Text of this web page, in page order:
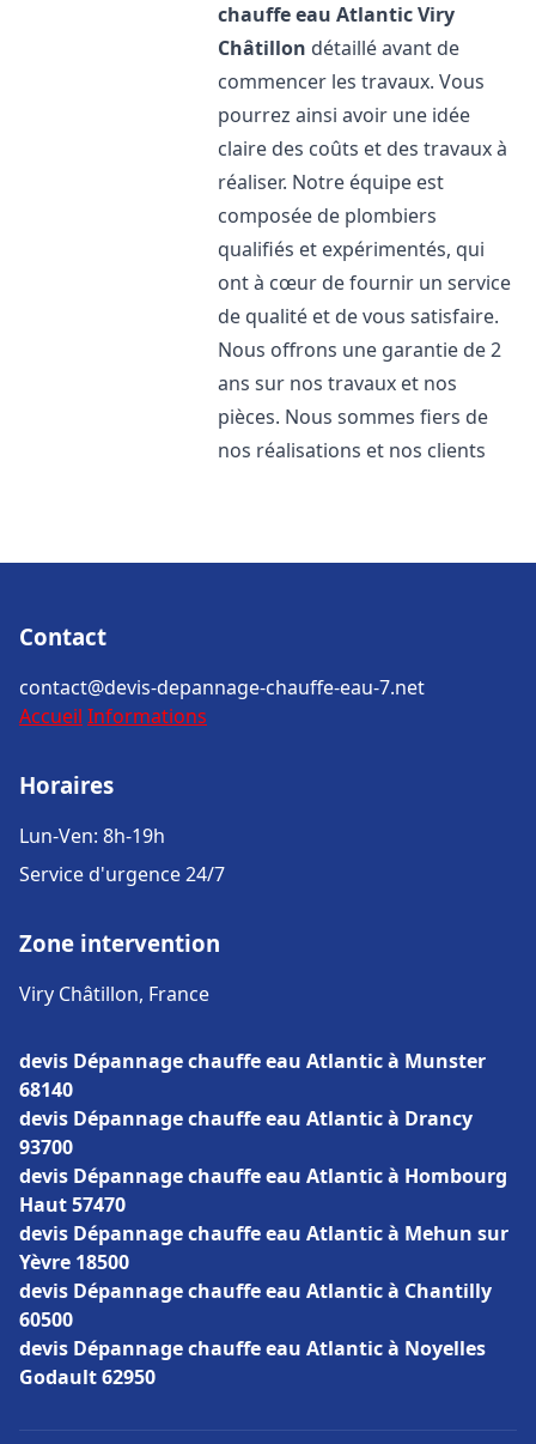
chauffe eau AtlanticViry
Châtillon détaillé avant de
commencer les travaux. Vous
pourrez ainsi avoir une idée
claire des coûts et des travaux à
réaliser. Notre équipe est
composée de plombiers
qualifiés et expérimentés, qui
ont à cœur de fournir un service
de qualité et de vous satisfaire.
Nous offrons une garantie de 2
ans sur nos travaux et nos
pièces. Nous sommes fiers de
nos réalisations et nos clients
Contact
contact@devis-depannage-chauffe-eau-7.net
Accueil Informations
Horaires
Lun-Ven: 8h-19h
Service d'urgence 24/7
Zone intervention
Viry Châtillon, France
devis Dépannage chauffe eau Atlantic à Munster
68140
devis Dépannage chauffe eau Atlantic à Drancy
93700
devis Dépannage chauffe eau Atlantic à Hombourg
Haut 57470
devis Dépannage chauffe eau Atlantic à Mehun sur
Yèvre 18500
devis Dépannage chauffe eau Atlantic à Chantilly
60500
devis Dépannage chauffe eau Atlantic à Noyelles
Godault 62950